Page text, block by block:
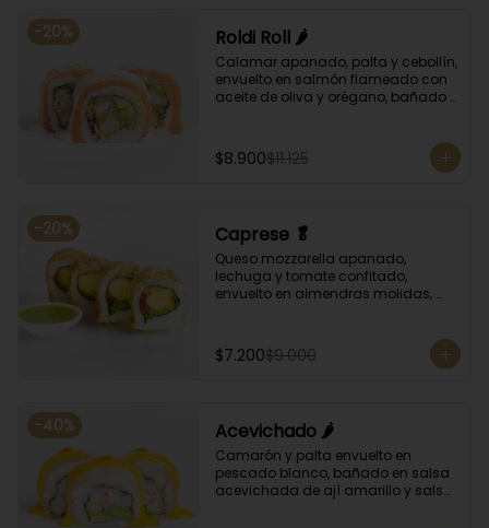
-20% Roldi Roll 🌶️
Calamar apanado, palta y cebollín,
envuelto en salmón flameado con
aceite de oliva y orégano, bañado
$8.900$11.125
-20% Caprese 🥬
Queso mozzarella apanado,
lechuga y tomate confitado,
envuelto en almendras molidas,
$7.200$9.000
-40% Acevichado 🌶️
Camarón y palta envuelto en
pescado blanco, bañado en salsa
acevichada de ají amarillo y salsa